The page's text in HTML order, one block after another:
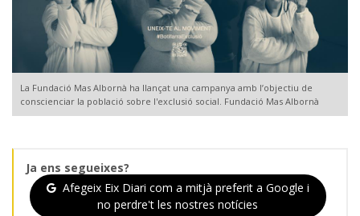
La Fundació Mas Albornà ha llançat una campanya amb l’objectiu de
conscienciar la població sobre l'exclusió social. Fundació Mas Albornà
Ja ens segueixes?
Afegeix Eix Diari com a mitjà preferit a Google i
no perdre't les nostres notícies